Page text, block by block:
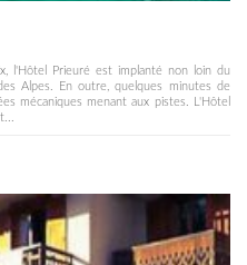
l'Hôtel Prieuré est implanté non loin du
Alpes. En outre, quelques minutes de
mécaniques menant aux pistes. L'Hôtel